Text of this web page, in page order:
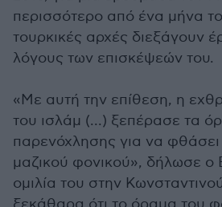
περισσότερο από ένα μήνα
τουρκικές αρχές διεξάγουν
λόγους των επισκέψεών του.
«Με αυτή την επίθεση, η
του ισλάμ (...) ξεπέρασε τα
παρενόχλησης για να φθάσει
μαζικού φονικού», δήλωσε ο
ομιλία του στην